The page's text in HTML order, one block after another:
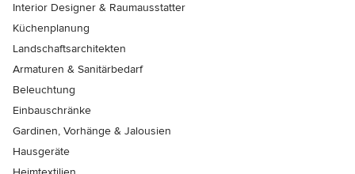
Interior Designer & Raumausstatter
Küchenplanung
Landschaftsarchitekten
Armaturen & Sanitärbedarf
Beleuchtung
Einbauschränke
Gardinen, Vorhänge & Jalousien
Hausgeräte